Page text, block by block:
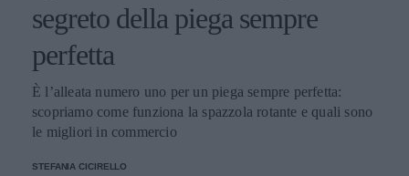
segreto della piega sempre
perfetta
È l’alleata numero uno per un piega sempre perfetta:
scopriamo come funziona la spazzola rotante e quali sono
le migliori in commercio
STEFANIA CICIRELLO